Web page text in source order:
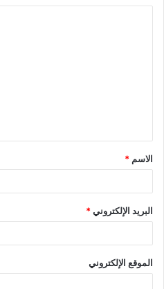
الاسم *
البريد الإلكتروني*
الموقع الإلكتروني